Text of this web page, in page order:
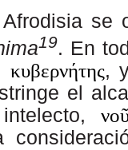
se
19. En
κυβερνήτης,
el
intelecto,